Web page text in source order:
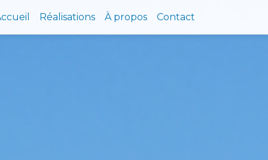
Réalisations À propos Contact